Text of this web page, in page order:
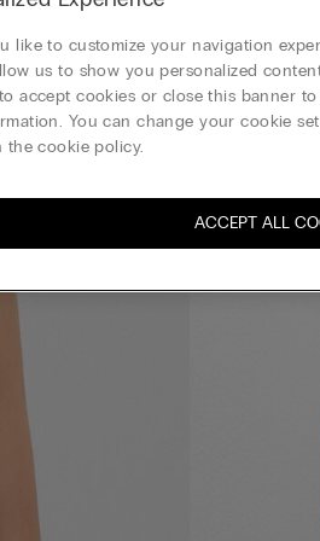
like to customize your navigation
us to show you personalized
accept cookies or close this banner
You can change your cookie
cookie policy.
ACCEPT ALL